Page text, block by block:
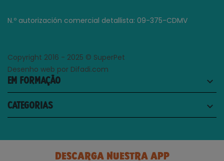
N.º autorización comercial detallista: 09-375-CDMV
Copyright 2016 - 2025 © SuperPet
Desenho web por Difadi.com
EM FORMAÇÃO keyboard_arrow_down
CATEGORIAS keyboard_arrow_down
DESCARGA NUESTRA APP